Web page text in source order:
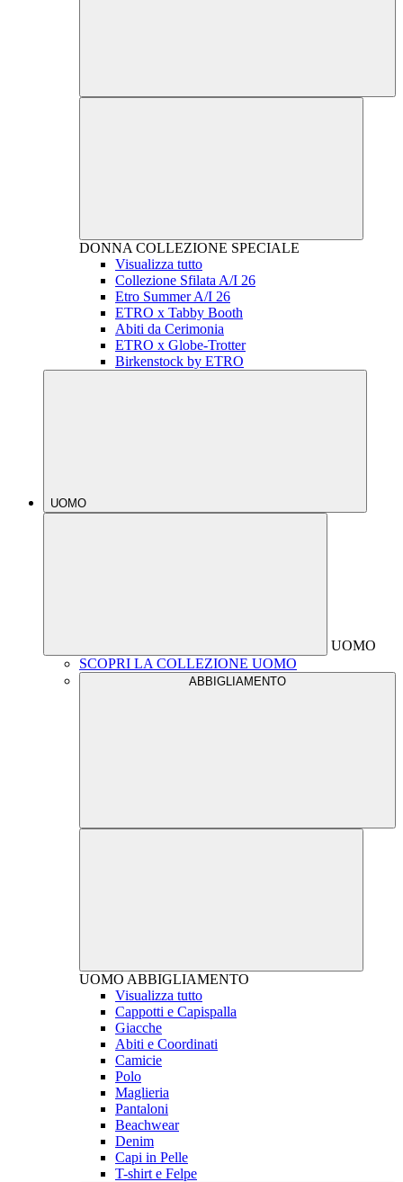
DONNA COLLEZIONE SPECIALE
Visualizza tutto
Collezione Sfilata A/I 26
Etro Summer A/I 26
ETRO x Tabby Booth
Abiti da Cerimonia
ETRO x Globe-Trotter
Birkenstock by ETRO
UOMO
UOMO
SCOPRI LA COLLEZIONE UOMO
ABBIGLIAMENTO
UOMO ABBIGLIAMENTO
Visualizza tutto
Cappotti e Capispalla
Giacche
Abiti e Coordinati
Camicie
Polo
Maglieria
Pantaloni
Beachwear
Denim
Capi in Pelle
T-shirt e Felpe